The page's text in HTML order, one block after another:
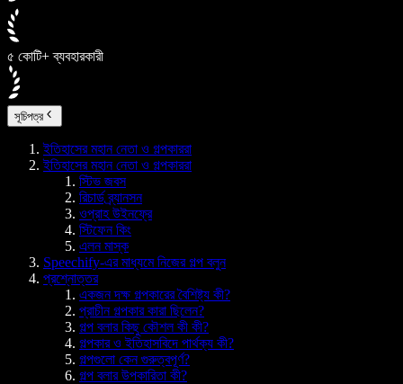
৫ কোটি+ ব্যবহারকারী
সূচিপত্র
ইতিহাসের মহান নেতা ও গল্পকাররা
ইতিহাসের মহান নেতা ও গল্পকাররা
স্টিভ জবস
রিচার্ড ব্র্যানসন
ওপ্রাহ উইনফ্রে
স্টিফেন কিং
এলন মাস্ক
Speechify-এর মাধ্যমে নিজের গল্প বলুন
প্রশ্নোত্তর
একজন দক্ষ গল্পকারের বৈশিষ্ট্য কী?
প্রাচীন গল্পকার কারা ছিলেন?
গল্প বলার কিছু কৌশল কী কী?
গল্পকার ও ইতিহাসবিদে পার্থক্য কী?
গল্পগুলো কেন গুরুত্বপূর্ণ?
গল্প বলার উপকারিতা কী?